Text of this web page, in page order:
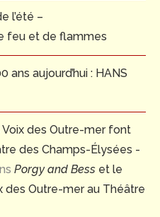
l’été –
feu et de flammes
ans aujourd’hui : HANS
Voix des Outre-mer font
des Champs-Élysées -
Porgy and Bess et le
des Outre-mer au Théâtre